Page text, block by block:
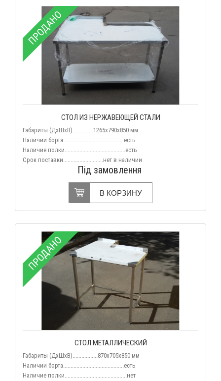
ПРОДАНО
СТОЛ ИЗ НЕРЖАВЕЮЩЕЙ СТАЛИ
Габариты (ДхШхВ)..............1265х790х850 мм
Наличии борта.........................................есть
Наличие полки.........................................есть
Срок поставки...........................нет в наличии
Під замовлення
В КОРЗИНУ
ПРОДАНО
СТОЛ МЕТАЛЛИЧЕСКИЙ
Габариты (ДхШхВ).................870x705x850 мм
Наличии борта.........................................есть
Наличие полки..........................................нет